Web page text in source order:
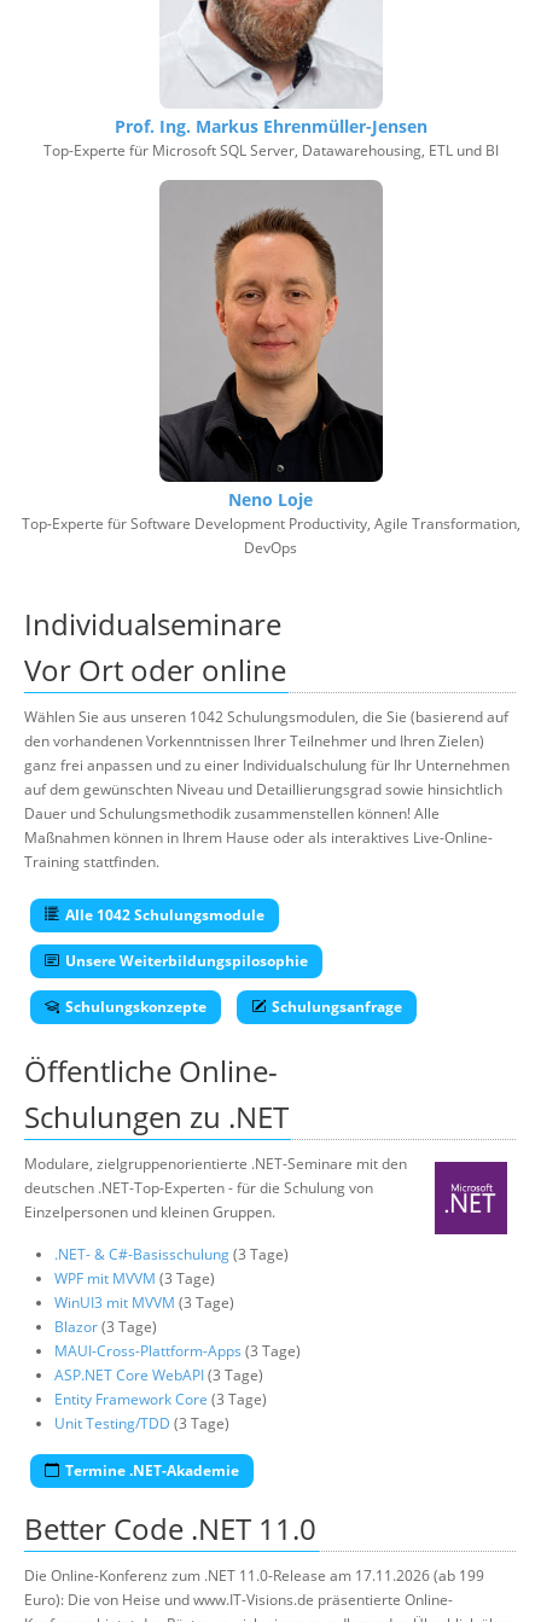
Prof. Ing. Markus Ehrenmüller-Jensen
Top-Experte für Microsoft SQL Server, Datawarehousing, ETL und BI
Neno Loje
Top-Experte für Software Development Productivity, Agile Transformation,
DevOps
Individualseminare
Vor Ort oder online
Wählen Sie aus unseren 1042 Schulungsmodulen, die Sie (basierend auf
den vorhandenen Vorkenntnissen Ihrer Teilnehmer und Ihren Zielen)
ganz frei anpassen und zu einer Individualschulung für Ihr Unternehmen
auf dem gewünschten Niveau und Detaillierungsgrad sowie hinsichtlich
Dauer und Schulungsmethodik zusammenstellen können! Alle
Maßnahmen können in Ihrem Hause oder als interaktives Live-Online-
Training stattfinden.
Alle 1042 Schulungsmodule
Unsere Weiterbildungspilosophie
Schulungskonzepte Schulungsanfrage
Öffentliche Online-
Schulungen zu .NET
Modulare, zielgruppenorientierte .NET-Seminare mit den
deutschen .NET-Top-Experten - für die Schulung von
Einzelpersonen und kleinen Gruppen.
.NET- & C#-Basisschulung(3 Tage)
WPF mit MVVM (3 Tage)
WinUI3 mit MVVM (3 Tage)
Blazor(3 Tage)
MAUI-Cross-Plattform-Apps (3 Tage)
ASP.NET Core WebAPI(3 Tage)
Entity Framework Core (3 Tage)
Unit Testing/TDD (3 Tage)
Termine .NET-Akademie
Better Code .NET 11.0
Die Online-Konferenz zum .NET 11.0-Release am 17.11.2026 (ab 199
Euro): Die von Heise und www.IT-Visions.de präsentierte Online-